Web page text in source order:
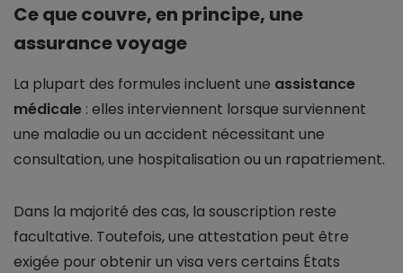
Ce que couvre, en principe, une
assurance voyage
La plupart des formules incluent une assistance
médicale : elles interviennent lorsque surviennent
une maladie ou un accident nécessitant une
consultation, une hospitalisation ou un rapatriement.
Dans la majorité des cas, la souscription reste
facultative. Toutefois, une attestation peut être
exigée pour obtenir un visa vers certains États